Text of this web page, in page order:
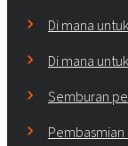
Di mana
Di mana
Semburan